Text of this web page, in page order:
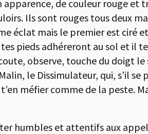
de couleur rouge et
Ils sont rouges tous deux
éclat mais le premier est ciré
pieds adhéreront au sol et il
observe, touche du doigt le
le Dissimulateur, qui, s’il se
méfier comme de la peste.
humbles et attentifs aux